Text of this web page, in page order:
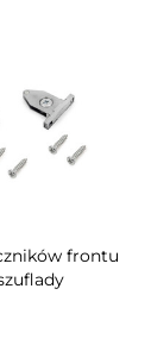
frontu